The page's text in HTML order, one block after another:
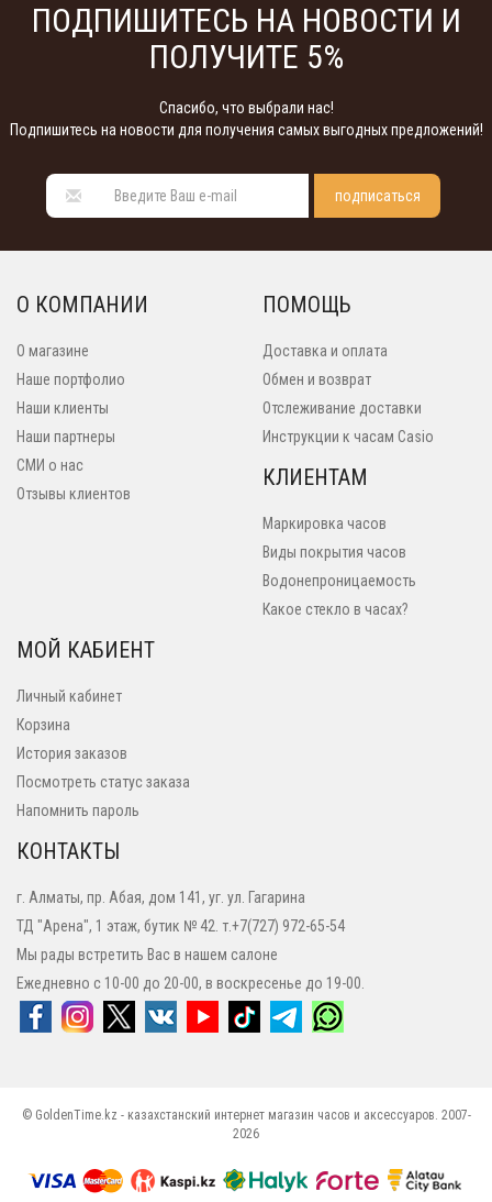
ПОДПИШИТЕСЬ НА НОВОСТИ И
ПОЛУЧИТЕ 5%
Спасибо, что выбрали нас!
Подпишитесь на новости для получения самых выгодных предложений!
подписаться
О КОМПАНИИ
О магазине
Наше портфолио
Наши клиенты
Наши партнеры
СМИ о нас
Отзывы клиентов
ПОМОЩЬ
Доставка и оплата
Обмен и возврат
Отслеживание доставки
Инструкции к часам Casio
КЛИЕНТАМ
Маркировка часов
Виды покрытия часов
Водонепроницаемость
Какое стекло в часах?
МОЙ КАБИЕНТ
Личный кабинет
Корзина
История заказов
Посмотреть статус заказа
Напомнить пароль
КОНТАКТЫ
г. Алматы, пр. Абая, дом 141, уг. ул. Гагарина
ТД "Арена", 1 этаж, бутик № 42. т.+7(727) 972-65-54
Мы рады встретить Вас в нашем салоне
Ежедневно с 10-00 до 20-00, в воскресенье до 19-00.
© GoldenTime.kz - казахстанский интернет магазин часов и аксессуаров. 2007-
2026